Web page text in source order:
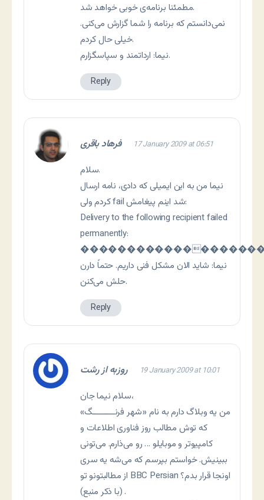
مطمئنا برنامه‌ی خوبی خواهد شد.
نمی‌دانستم که برنامه را شما گزارش می‌کنی.
خیلی حال کردم.
نیما: ارداتمند و سپاسگزارم.
Reply
فرهاد باقری 17 January 2009 at 06:51
سلام.
نیما من به این ایمیلی که دادی، نامه ارسال
کردم ولی fail شد اینم پیغامش:
Delivery to the following recipient failed
permanently:
نیما: شاید الان مشکل فنی داریم. حتماً دارن
حلش می‌کنن.
Reply
روزبه از رشت 19 January 2009 at 10:01
سلام نیما جان،
من یه وبلاگ دارم به نام «شهر فرنــــــــــگ»
که توش مطالب روز فناوری اطلاعات و
کامپیوتر و موبایلو … رو می‌ذارم. می‌تونی
ببینیش. خواستم بپرسم که می‌شه یه سری
از مطالبتونو تو BBC Persian اونجا قرار بدم؟
(با ذکر منبع) .